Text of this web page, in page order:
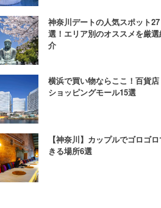
神奈川デートの人気スポット27
選！エリア別のオススメを厳
介
横浜で買い物ならここ！百貨店
ショッピングモール15選
【神奈川】カップルでゴロゴ
きる場所6選